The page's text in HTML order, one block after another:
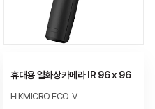
휴대용 열화상카메라 IR 96 x 96
HIKMICRO ECO-V